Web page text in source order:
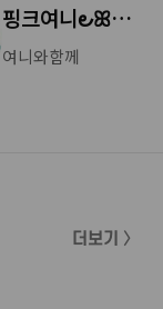
핑크여니౿ꕤ님의 새로운 소식
여니와함께
더보기 〉